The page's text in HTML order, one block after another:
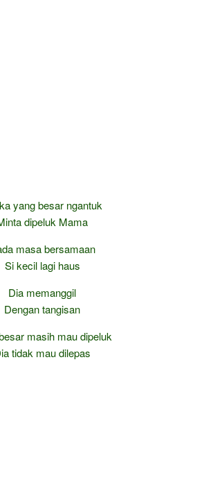
yang besar ngantuk
dipeluk Mama
masa bersamaan
Si kecil lagi haus
Dia memanggil
Dengan tangisan
masih mau dipeluk
tidak mau dilepas